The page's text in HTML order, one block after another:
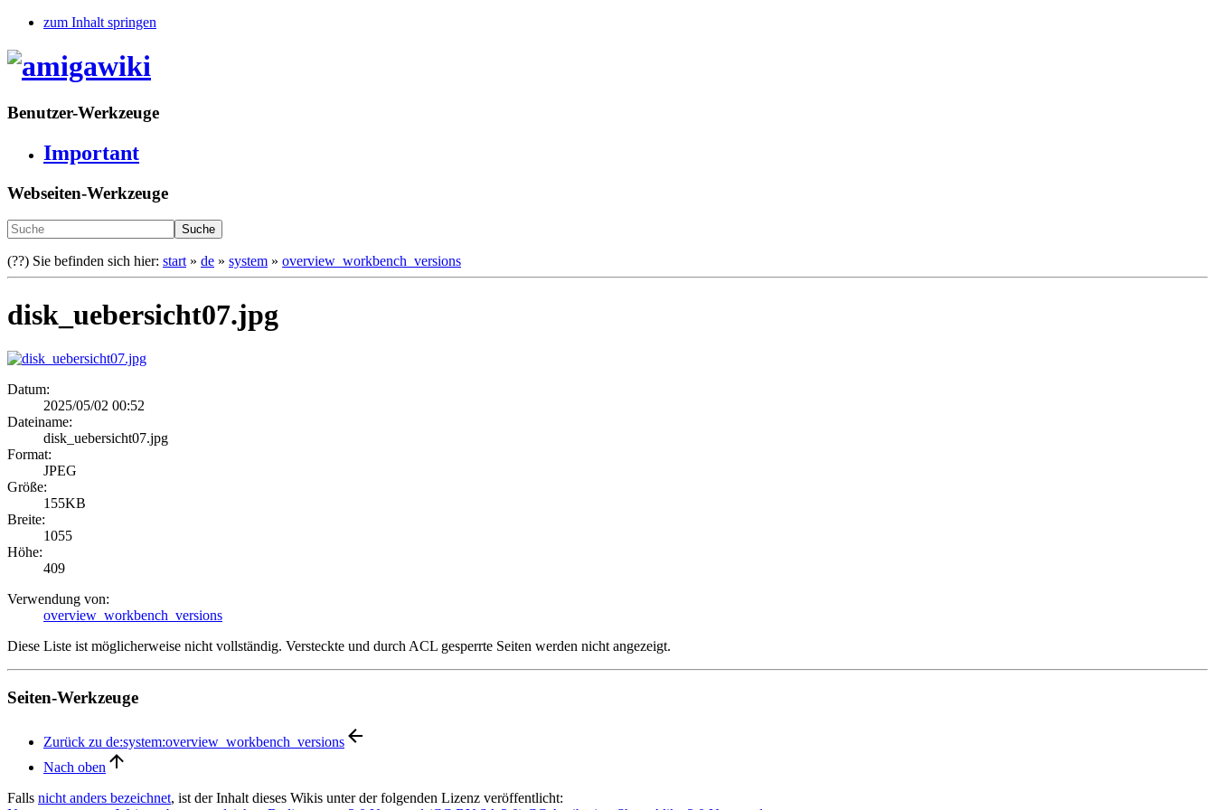
zum Inhalt springen
Benutzer-Werkzeuge
Important
Webseiten-Werkzeuge
Suche
(??) Sie befinden sich hier: start» de » system » overview_workbench_versions
disk_uebersicht07.jpg
Datum:
2025/05/02 00:52
Dateiname:
disk_uebersicht07.jpg
Format:
JPEG
Größe:
155KB
Breite:
1055
Höhe:
409
Verwendung von:
overview_workbench_versions
Diese Liste ist möglicherweise nicht vollständig. Versteckte und durch ACL gesperrte Seiten werden nicht angezeigt.
Seiten-Werkzeuge
Zurück zu de:system:overview_workbench_versions
Nach oben
Falls nicht anders bezeichnet, ist der Inhalt dieses Wikis unter der folgenden Lizenz veröffentlicht: